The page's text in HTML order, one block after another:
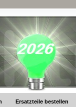
Ersatzteile bestellen